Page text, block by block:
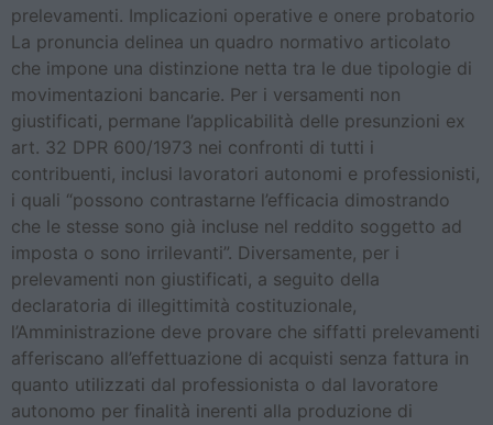
prelevamenti. Implicazioni operative e onere probatorio
La pronuncia delinea un quadro normativo articolato
che impone una distinzione netta tra le due tipologie di
movimentazioni bancarie. Per i versamenti non
giustificati, permane l’applicabilità delle presunzioni ex
art. 32 DPR 600/1973 nei confronti di tutti i
contribuenti, inclusi lavoratori autonomi e professionisti,
i quali “possono contrastarne l’efficacia dimostrando
che le stesse sono già incluse nel reddito soggetto ad
imposta o sono irrilevanti”. Diversamente, per i
prelevamenti non giustificati, a seguito della
declaratoria di illegittimità costituzionale,
l’Amministrazione deve provare che siffatti prelevamenti
afferiscano all’effettuazione di acquisti senza fattura in
quanto utilizzati dal professionista o dal lavoratore
autonomo per finalità inerenti alla produzione di